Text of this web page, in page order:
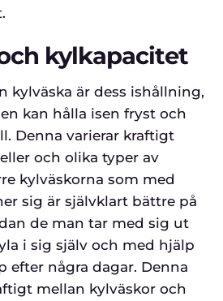
kylkapacitet
kylväska är dess ishållning,
kan hålla isen fryst och
Denna varierar kraftigt
och olika typer av
kylväskorna som med
sig är självklart bättre på
de man tar med sig ut
i sig själv och med hjälp
efter några dagar. Denna
mellan kylväskor och